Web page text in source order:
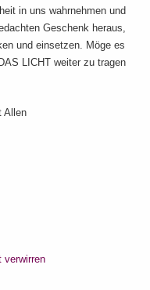
in uns wahrnehmen und
Geschenk heraus,
und einsetzen. Möge es
LICHT weiter zu tragen
Allen
verwirren